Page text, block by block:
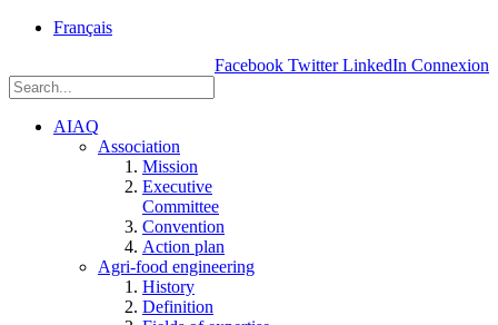
Français
Facebook Twitter LinkedIn Connexion
AIAQ
Association
Mission
Executive
Committee
Convention
Action plan
Agri-food engineering
History
Definition
Einstein, Québec
G1P